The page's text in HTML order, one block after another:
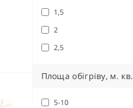
1,5
2
2,5
Площа обігріву, м. кв.
5-10